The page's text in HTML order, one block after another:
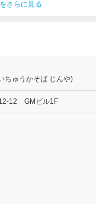
さらに見る
ちゅうかそば じんや)
12-12 GMビル1F